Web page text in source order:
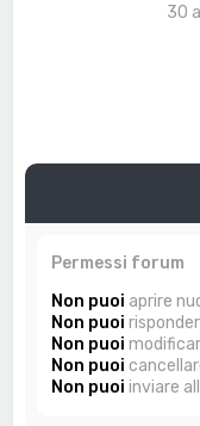
30
Permessi forum
Non puoi aprire
Non puoi
Non puoi
Non puoi
Non puoi inviare